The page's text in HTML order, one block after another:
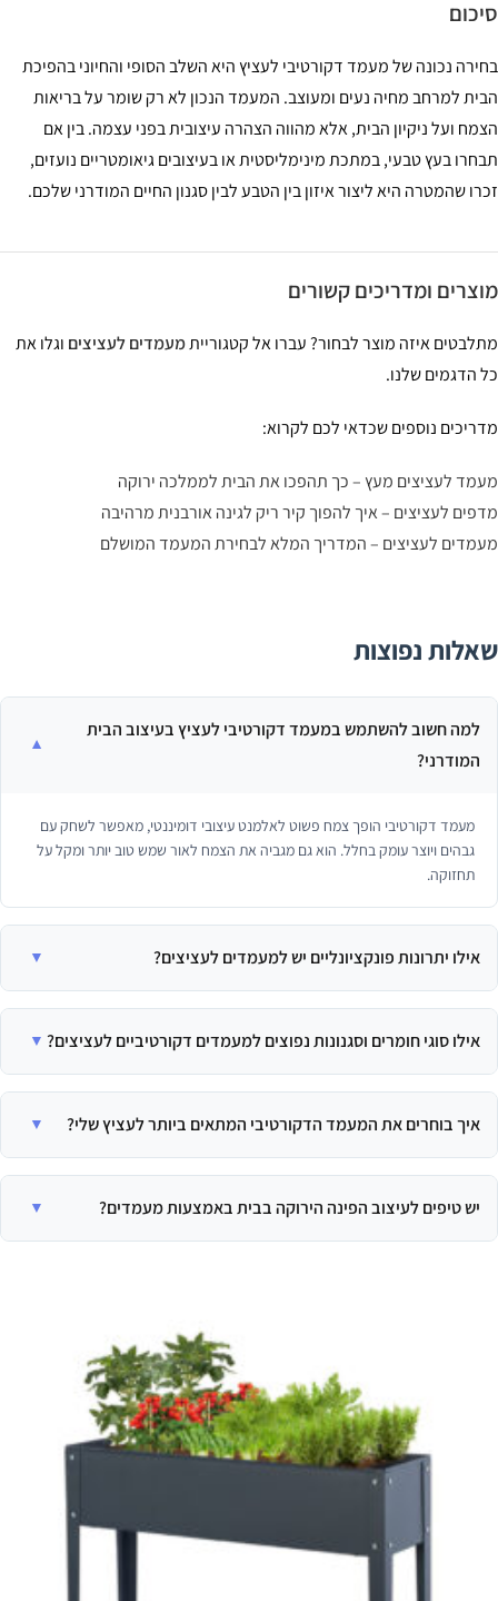
נכונה של מעמד דקורטיבי לעציץ היא השלב הסופי והחיוני בהפיכת
למרחב מחיה נעים ומעוצב. המעמד הנכון לא רק שומר על בריאות
ועל ניקיון הבית, אלא מהווה הצהרה עיצובית בפני עצמה. בין אם
בעץ טבעי, במתכת מינימליסטית או בעיצובים גיאומטריים נועזים,
שהמטרה היא ליצור איזון בין הטבע לבין סגנון החיים המודרני שלכם.
ומדריכים קשורים
איזה מוצר לבחור? עברו אל קטגורייתמעמדים לעציציםוגלו את
הדגמים שלנו.
נוספים שכדאי לכם לקרוא:
לעציצים מעץ – כך תהפכו את הבית לממלכה ירוקה
לעציצים – איך להפוך קיר ריק לגינה אורבנית מרהיבה
לעציצים – המדריך המלא לבחירת המעמד המושלם
נפוצות
למה חשוב להשתמש במעמד דקורטיבי לעציץ בעיצוב הבית
המודרני?
מעמד דקורטיבי הופך צמח פשוט לאלמנט עיצובי דומיננטי, מאפשר לשחק עם
גבהים ויוצר עומק בחלל. הוא גם מגביה את הצמח לאור שמש טוב יותר ומקל על
תחזוקה.
אילו יתרונות פונקציונליים יש למעמדים לעציצים?
אילו סוגי חומרים וסגנונות נפוצים למעמדים דקורטיביים לעציצים?
יוקרתי.
איך בוחרים את המעמד הדקורטיבי המתאים ביותר לעציץ שלי?
יש טיפים לעיצוב הפינה הירוקה בבית באמצעות מעמדים?